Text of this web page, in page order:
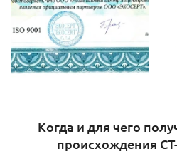
Когда и для чего
происхождения